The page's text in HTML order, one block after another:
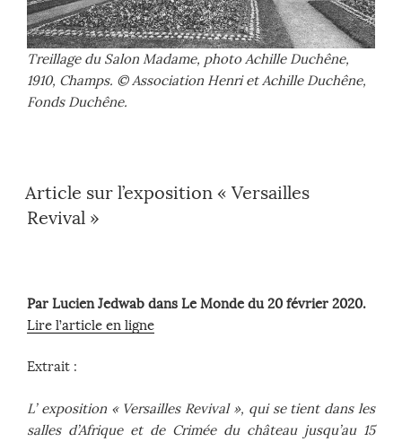
Treillage du Salon Madame, photo Achille Duchêne,
1910, Champs. © Association Henri et Achille Duchêne,
Fonds Duchêne.
Article sur l’exposition « Versailles
Revival »
Par Lucien Jedwab dans Le Monde du 20 février 2020.
Lire l’article en ligne
Extrait :
L’ exposition « Versailles Revival », qui se tient dans les
salles d’Afrique et de Crimée du château jusqu’au 15